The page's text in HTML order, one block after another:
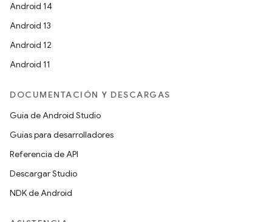
Android 14
Android 13
Android 12
Android 11
DOCUMENTACIÓN Y DESCARGAS
Guía de Android Studio
Guías para desarrolladores
Referencia de API
Descargar Studio
NDK de Android